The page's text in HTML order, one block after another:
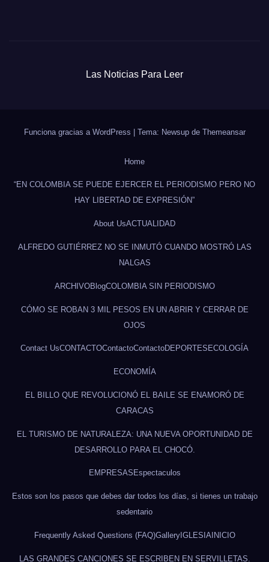
Las Noticias Para Leer
Funciona gracias a WordPress Tema: Newsup de Themeansar
Home
“EN COLOMBIA SE PUEDE EJERCER EL PERIODISMO PERO NO
HAY LIBERTAD DE EXPRESIÓN”
About UsACTUALIDAD
ALFREDO GUTIÉRREZ NO SE INMUTÓ CUANDO MOSTRÓ LAS
NALGAS
ARCHIVOBlogCOLOMBIA SIN PERIODISMO
CÓMO SE ROBAN 3 MIL PESOS EN UN ABRIR Y CERRAR DE
OJOS
Contact UsCONTACTOContactoContactoDEPORTES ECOLOGÍA
ECONOMÍA
EL BILLO QUE REVOLUCIONÓ EL BAILE SE ENAMORÓ DE
CARACAS
EL TURISMO DE NATURALEZA: UNA NUEVA OPORTUNIDAD DE
DESARROLLO PARA EL CHOCÓ.
EMPRESAS Espectaculos
Estos son los pasos que debes dar todos los días, si tienes un trabajo
sedentario
Frequently Asked Questions (FAQ)GalleryIGLESIA INICIO
LAS GRANDES CANCIONES SE ESCRIBEN EN SERVILLETAS.